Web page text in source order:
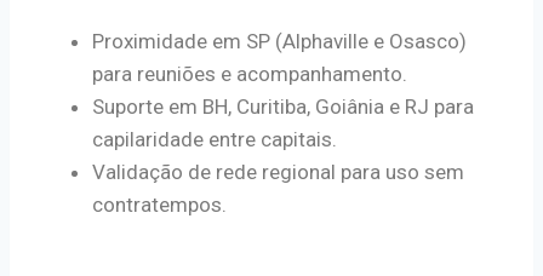
Proximidade em SP (Alphaville e Osasco)
para reuniões e acompanhamento.
Suporte em BH, Curitiba, Goiânia e RJ para
capilaridade entre capitais.
Validação de rede regional para uso sem
contratempos.